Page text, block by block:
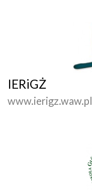
IERiGŻ
www.ierigz.waw.pl